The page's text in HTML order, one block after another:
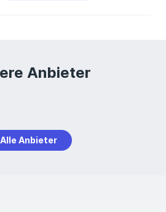
Anbieter
Alle Anbieter